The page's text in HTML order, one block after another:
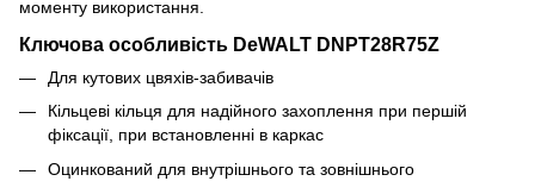
моменту використання.
Ключова особливість DeWALT DNPT28R75Z
Для кутових цвяхів-забивачів
Кільцеві кільця для надійного захоплення при першій
фіксації, при встановленні в каркас
Оцинкований для внутрішнього та зовнішнього